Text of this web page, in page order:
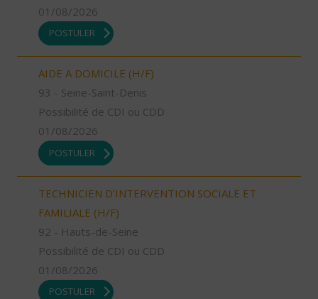
01/08/2026
POSTULER
AIDE A DOMICILE (H/F)
93 - Seine-Saint-Denis
Possibilité de CDI ou CDD
01/08/2026
POSTULER
TECHNICIEN D’INTERVENTION SOCIALE ET
FAMILIALE (H/F)
92 - Hauts-de-Seine
Possibilité de CDI ou CDD
01/08/2026
POSTULER